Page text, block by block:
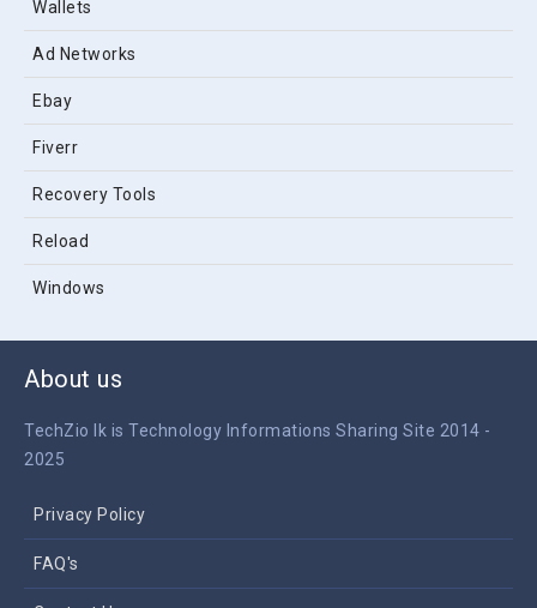
Wallets
Ad Networks
Ebay
Fiverr
Recovery Tools
Reload
Windows
About us
TechZio lk is Technology Informations Sharing Site 2014 -
2025
Privacy Policy
FAQ's